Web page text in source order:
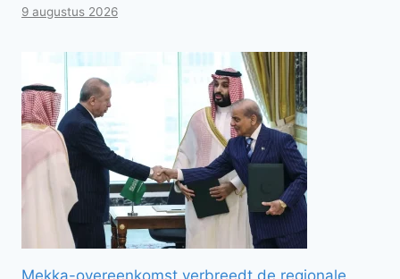
9 augustus 2026
Mekka-overeenkomst verbreedt de regionale